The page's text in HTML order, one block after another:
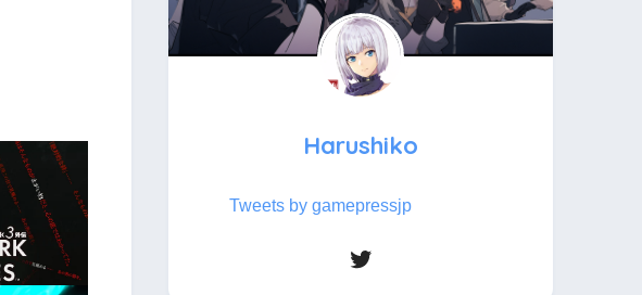
Harushiko
Tweets by gamepressjp